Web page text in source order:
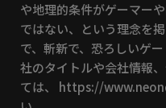
や地理的条件がゲーマー
ではない、という理念を
で、斬新で、恐ろしいゲ
社のタイトルや会社情報
ては、 https://